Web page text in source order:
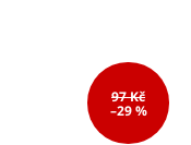
97 Kč
–29 %